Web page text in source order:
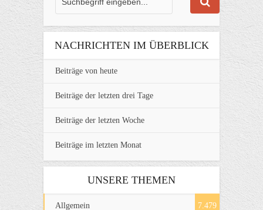
NACHRICHTEN IM ÜBERBLICK
Beiträge von heute
Beiträge der letzten drei Tage
Beiträge der letzten Woche
Beiträge im letzten Monat
UNSERE THEMEN
Allgemein 7.479